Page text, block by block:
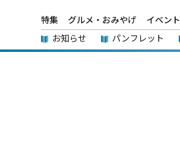
特集 グルメ・おみやげ イベント
お知らせ
パンフレット